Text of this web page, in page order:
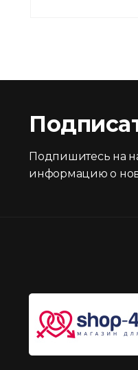
Подпишитесь на
информацию о